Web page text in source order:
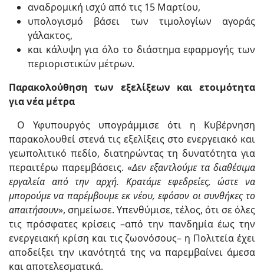
αναδρομική ισχύ από τις 15 Μαρτίου,
υπολογισμό βάσει των τιμολογίων αγοράς
γάλακτος,
και κάλυψη για όλο το διάστημα εφαρμογής των
περιοριστικών μέτρων.
Παρακολούθηση των εξελίξεων και ετοιμότητα
για νέα μέτρα
Ο Υφυπουργός υπογράμμισε ότι η Κυβέρνηση
παρακολουθεί στενά τις εξελίξεις στο ενεργειακό και
γεωπολιτικό πεδίο, διατηρώντας τη δυνατότητα για
περαιτέρω παρεμβάσεις. «Δεν εξαντλούμε τα διαθέσιμα
εργαλεία από την αρχή. Κρατάμε εφεδρείες, ώστε να
μπορούμε να παρέμβουμε εκ νέου, εφόσον οι συνθήκες το
απαιτήσουν», σημείωσε. Υπενθύμισε, τέλος, ότι σε όλες
τις πρόσφατες κρίσεις –από την πανδημία έως την
ενεργειακή κρίση και τις ζωονόσους– η Πολιτεία έχει
αποδείξει την ικανότητά της να παρεμβαίνει άμεσα
και αποτελεσματικά.